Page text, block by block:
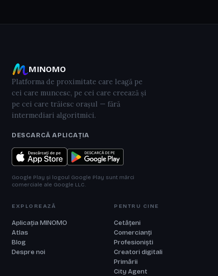
MINOMO
Platforma de proximitate care leagă pe
cei care muncesc, pe cei care creează și
pe cei care trăiesc orașul — fără
intermediari algoritmici.
DESCARCĂ APLICAȚIA
Google Play și logoul Google Play sunt mărci
comerciale ale Google LLC.
EXPLOREAZĂ
Aplicația MINOMO
Atlas
Blog
Despre noi
PENTRU CINE
Cetățeni
Comercianți
Profesioniști
Creatori digitali
Primării
City Agent